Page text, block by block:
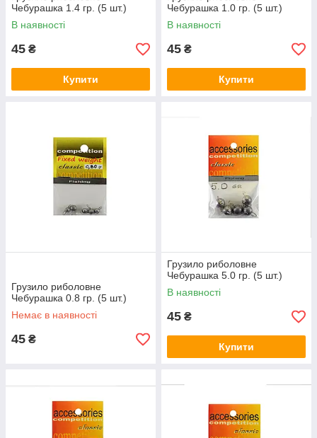
Чебурашка 1.4 гр. (5 шт.)
В наявності
45 ₴
Купити
Чебурашка 1.0 гр. (5 шт.)
В наявності
45 ₴
Купити
Грузило риболовне
Чебурашка 0.8 гр. (5 шт.)
Немає в наявності
45 ₴
Грузило риболовне
Чебурашка 5.0 гр. (5 шт.)
В наявності
45 ₴
Купити